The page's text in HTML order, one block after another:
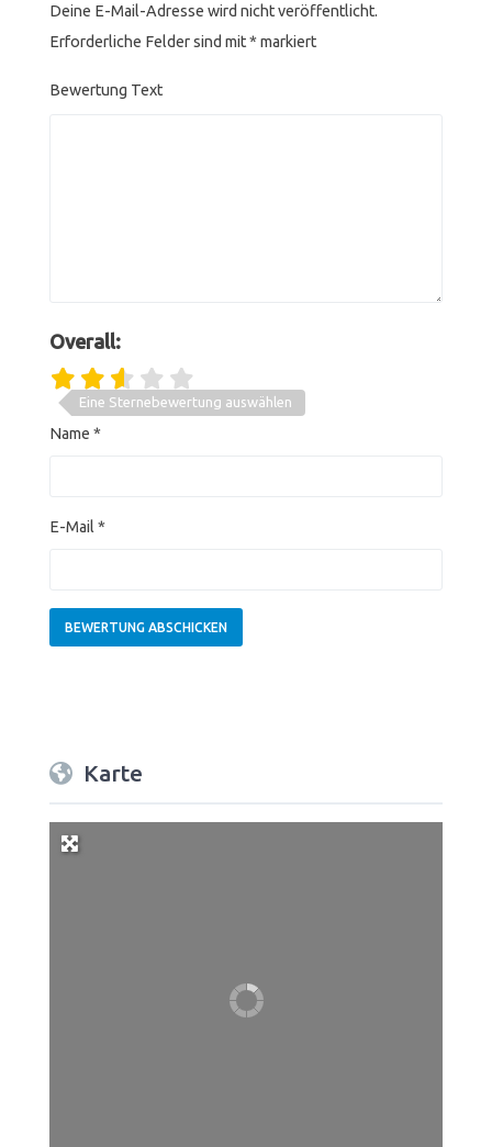
Deine E-Mail-Adresse wird nicht veröffentlicht.
Erforderliche Felder sind mit*markiert
Bewertung Text
Overall:
Eine Sternebewertung auswählen
Name *
E-Mail *
Karte